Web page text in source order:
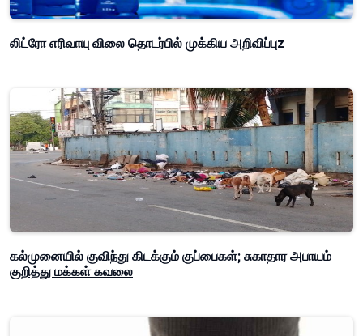
லிட்ரோ எரிவாயு விலை தொடர்பில் முக்கிய அறிவிப்புz
கல்முனையில் குவிந்து கிடக்கும் குப்பைகள்; சுகாதார அபாயம்
குறித்து மக்கள் கவலை